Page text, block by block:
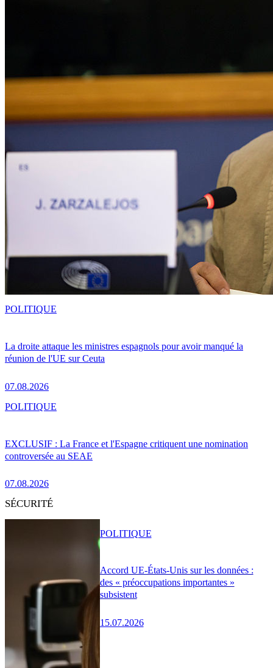
La droite attaque les ministres espagnols pour avoir manqué la
réunion de l'UE sur Ceuta
07.08.2026
POLITIQUE
EXCLUSIF : La France et l'Espagne critiquent une nomination
controversée au SEAE
07.08.2026
POLITIQUE
SÉCURITÉ
Accord UE-États-Unis sur les données :
des « préoccupations importantes »
subsistent
15.07.2026
POLITIQUE